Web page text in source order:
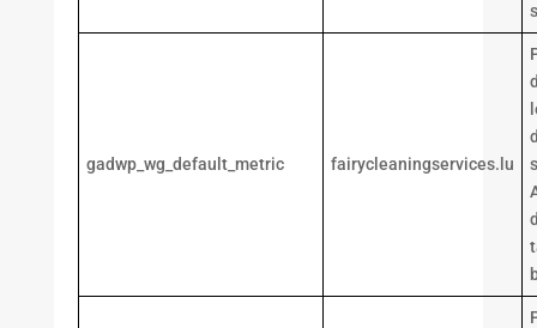
gadwp_wg_default_metric fairycleaningservices.lu